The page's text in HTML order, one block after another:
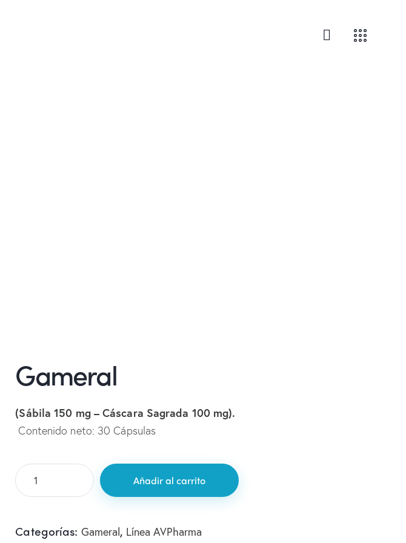
Gameral
(Sábila 150 mg – Cáscara Sagrada 100 mg).
Contenido neto: 30 Cápsulas
Añadir al carrito
Categorías: Gameral, Línea AVPharma